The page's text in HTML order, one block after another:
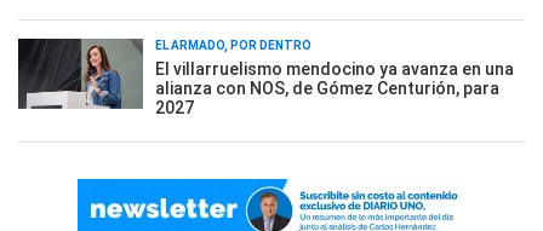
EL ARMADO, POR DENTRO
El villarruelismo mendocino ya avanza en una
alianza con NOS, de Gómez Centurión, para
2027